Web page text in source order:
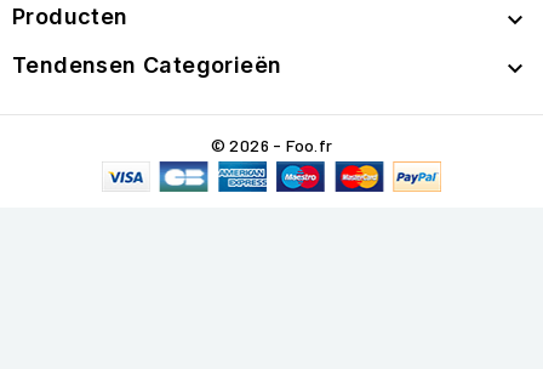
Producten 
Tendensen Categorieën 
© 2026 - Foo.fr